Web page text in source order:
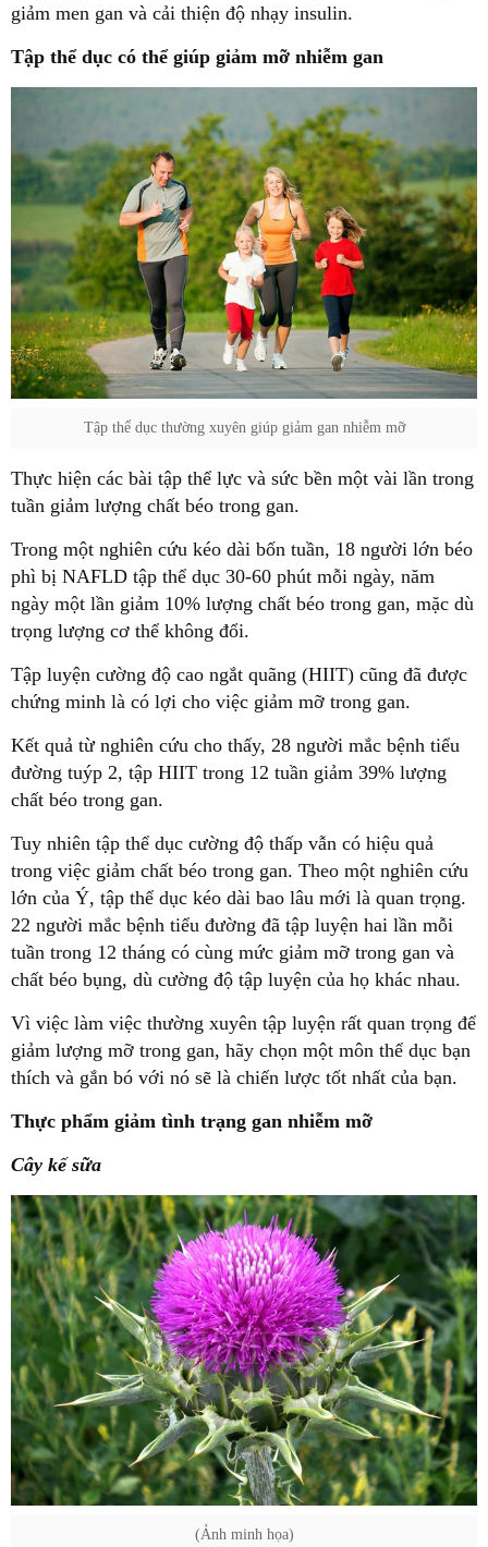
giảm men gan và cải thiện độ nhạy insulin.
Tập thể dục có thể giúp giảm mỡ nhiễm gan
Tập thể dục thường xuyên giúp giảm gan nhiễm mỡ
Thực hiện các bài tập thể lực và sức bền một vài lần trong
tuần giảm lượng chất béo trong gan.
Trong một nghiên cứu kéo dài bốn tuần, 18 người lớn béo
phì bị NAFLD tập thể dục 30-60 phút mỗi ngày, năm
ngày một lần giảm 10% lượng chất béo trong gan, mặc dù
trọng lượng cơ thể không đổi.
Tập luyện cường độ cao ngắt quãng (HIIT) cũng đã được
chứng minh là có lợi cho việc giảm mỡ trong gan.
Kết quả từ nghiên cứu cho thấy, 28 người mắc bệnh tiểu
đường tuýp 2, tập HIIT trong 12 tuần giảm 39% lượng
chất béo trong gan.
Tuy nhiên tập thể dục cường độ thấp vẫn có hiệu quả
trong việc giảm chất béo trong gan. Theo một nghiên cứu
lớn của Ý, tập thể dục kéo dài bao lâu mới là quan trọng.
22 người mắc bệnh tiểu đường đã tập luyện hai lần mỗi
tuần trong 12 tháng có cùng mức giảm mỡ trong gan và
chất béo bụng, dù cường độ tập luyện của họ khác nhau.
Vì việc làm việc thường xuyên tập luyện rất quan trọng để
giảm lượng mỡ trong gan, hãy chọn một môn thể dục bạn
thích và gắn bó với nó sẽ là chiến lược tốt nhất của bạn.
Thực phẩm giảm tình trạng gan nhiễm mỡ
Cây kế sữa
(Ảnh minh họa)